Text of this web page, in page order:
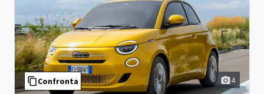
Confronta 4